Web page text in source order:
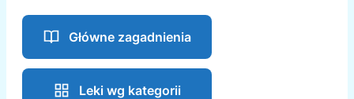
Główne zagadnienia
Leki wg kategorii